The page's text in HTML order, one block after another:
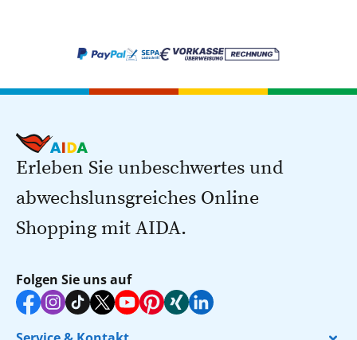
Erleben Sie unbeschwertes und
abwechslunsgreiches Online
Shopping mit AIDA.
Folgen Sie uns auf